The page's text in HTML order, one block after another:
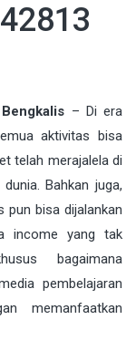
– Di era
aktivitas bisa
telah merajalela di
Bahkan juga,
pun bisa dijalankan
income yang tak
bagaimana
pembelajaran
memanfaatkan